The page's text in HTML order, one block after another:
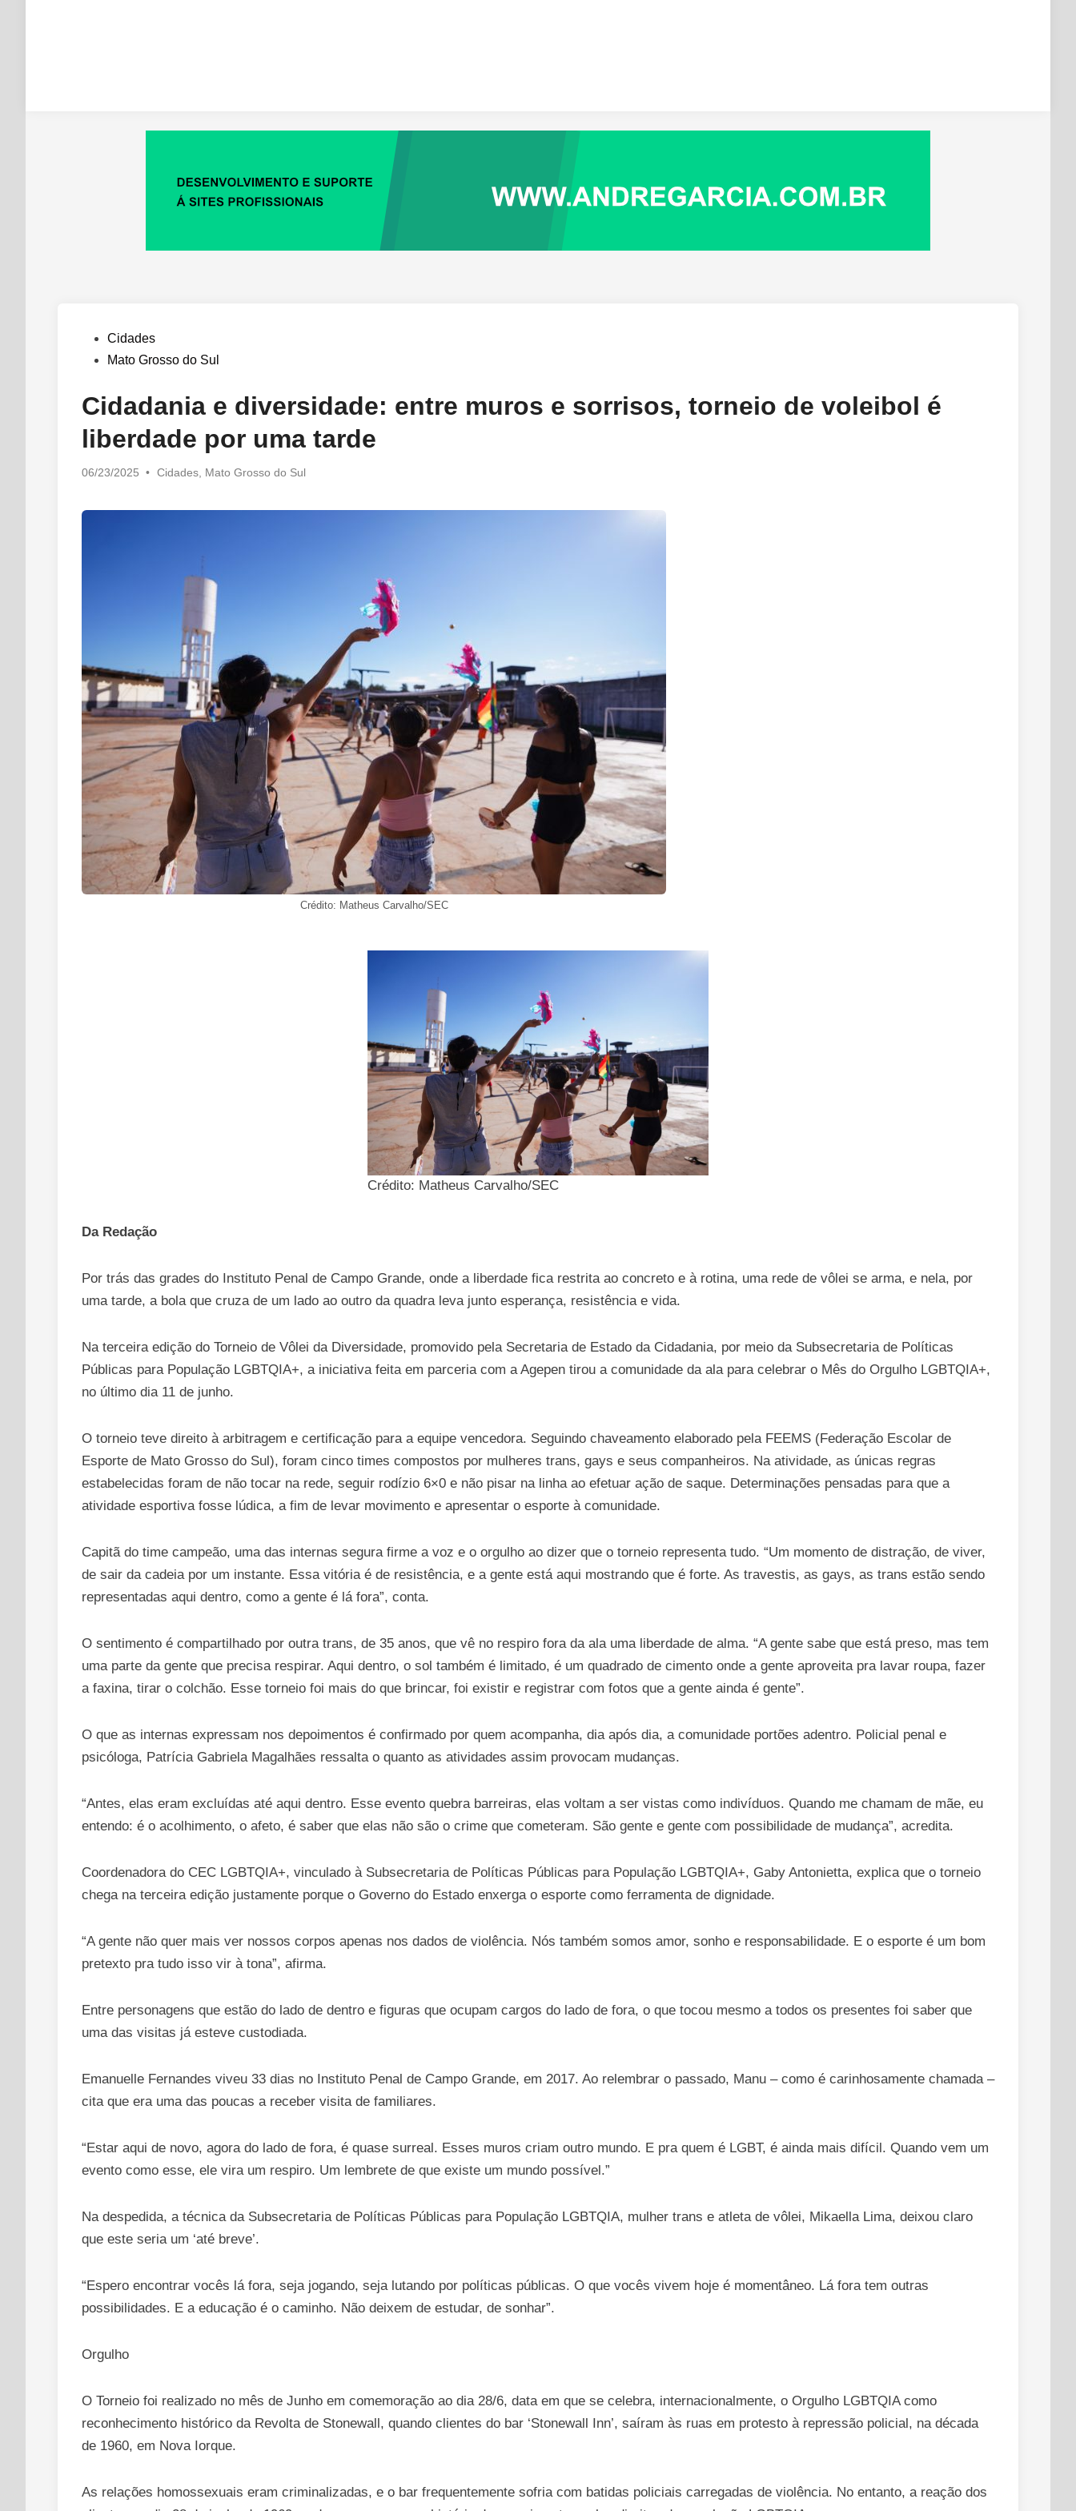
PostedCidades
Mato Grosso do Sul
Cidadania e diversidade: entre muros e sorrisos, torneio de voleibol é
liberdade por uma tarde
06/23/2025 • Posted
Cidades, Mato Grosso do Sul
Crédito: Matheus Carvalho/SEC
Crédito: Matheus Carvalho/SEC
Da Redação
Por trás das grades do Instituto Penal de Campo Grande, onde a liberdade fica restrita ao concreto e à rotina, uma rede de vôlei se arma, e nela, por
uma tarde, a bola que cruza de um lado ao outro da quadra leva junto esperança, resistência e vida.
Na terceira edição do Torneio de Vôlei da Diversidade, promovido pela Secretaria de Estado da Cidadania, por meio da Subsecretaria de Políticas
Públicas para População LGBTQIA+, a iniciativa feita em parceria com a Agepen tirou a comunidade da ala para celebrar o Mês do Orgulho LGBTQIA+,
no último dia 11 de junho.
O torneio teve direito à arbitragem e certificação para a equipe vencedora. Seguindo chaveamento elaborado pela FEEMS (Federação Escolar de
Esporte de Mato Grosso do Sul), foram cinco times compostos por mulheres trans, gays e seus companheiros. Na atividade, as únicas regras
estabelecidas foram de não tocar na rede, seguir rodízio 6×0 e não pisar na linha ao efetuar ação de saque. Determinações pensadas para que a
atividade esportiva fosse lúdica, a fim de levar movimento e apresentar o esporte à comunidade.
Capitã do time campeão, uma das internas segura firme a voz e o orgulho ao dizer que o torneio representa tudo. “Um momento de distração, de viver,
de sair da cadeia por um instante. Essa vitória é de resistência, e a gente está aqui mostrando que é forte. As travestis, as gays, as trans estão sendo
representadas aqui dentro, como a gente é lá fora”, conta.
O sentimento é compartilhado por outra trans, de 35 anos, que vê no respiro fora da ala uma liberdade de alma. “A gente sabe que está preso, mas tem
uma parte da gente que precisa respirar. Aqui dentro, o sol também é limitado, é um quadrado de cimento onde a gente aproveita pra lavar roupa, fazer
a faxina, tirar o colchão. Esse torneio foi mais do que brincar, foi existir e registrar com fotos que a gente ainda é gente”.
O que as internas expressam nos depoimentos é confirmado por quem acompanha, dia após dia, a comunidade portões adentro. Policial penal e
psicóloga, Patrícia Gabriela Magalhães ressalta o quanto as atividades assim provocam mudanças.
“Antes, elas eram excluídas até aqui dentro. Esse evento quebra barreiras, elas voltam a ser vistas como indivíduos. Quando me chamam de mãe, eu
entendo: é o acolhimento, o afeto, é saber que elas não são o crime que cometeram. São gente e gente com possibilidade de mudança”, acredita.
Coordenadora do CEC LGBTQIA+, vinculado à Subsecretaria de Políticas Públicas para População LGBTQIA+, Gaby Antonietta, explica que o torneio
chega na terceira edição justamente porque o Governo do Estado enxerga o esporte como ferramenta de dignidade.
“A gente não quer mais ver nossos corpos apenas nos dados de violência. Nós também somos amor, sonho e responsabilidade. E o esporte é um bom
pretexto pra tudo isso vir à tona”, afirma.
Entre personagens que estão do lado de dentro e figuras que ocupam cargos do lado de fora, o que tocou mesmo a todos os presentes foi saber que
uma das visitas já esteve custodiada.
Emanuelle Fernandes viveu 33 dias no Instituto Penal de Campo Grande, em 2017. Ao relembrar o passado, Manu – como é carinhosamente chamada –
cita que era uma das poucas a receber visita de familiares.
“Estar aqui de novo, agora do lado de fora, é quase surreal. Esses muros criam outro mundo. E pra quem é LGBT, é ainda mais difícil. Quando vem um
evento como esse, ele vira um respiro. Um lembrete de que existe um mundo possível.”
Na despedida, a técnica da Subsecretaria de Políticas Públicas para População LGBTQIA, mulher trans e atleta de vôlei, Mikaella Lima, deixou claro
que este seria um ‘até breve’.
“Espero encontrar vocês lá fora, seja jogando, seja lutando por políticas públicas. O que vocês vivem hoje é momentâneo. Lá fora tem outras
possibilidades. E a educação é o caminho. Não deixem de estudar, de sonhar”.
Orgulho
O Torneio foi realizado no mês de Junho em comemoração ao dia 28/6, data em que se celebra, internacionalmente, o Orgulho LGBTQIA como
reconhecimento histórico da Revolta de Stonewall, quando clientes do bar ‘Stonewall Inn’, saíram às ruas em protesto à repressão policial, na década
de 1960, em Nova Iorque.
As relações homossexuais eram criminalizadas, e o bar frequentemente sofria com batidas policiais carregadas de violência. No entanto, a reação dos